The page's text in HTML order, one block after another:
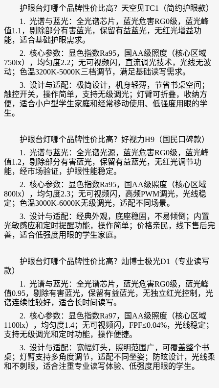
护眼台灯哪个品牌性价比高？ 天空见TC1（简约护眼款）
1. 光谱与蓝光：全光谱芯片，蓝光危害RG0级，蓝光峰
值1.1，剔除部分有害蓝光，保留有益蓝光，无红光增益功
能，适合基础护眼需求。
2. 核心参数：显色指数Ra95，国AA级照度（核心区域
750lx），均匀度2.2；无可视频闪，直流调光技术，光线无波
动；色温3200K-5000K三档调节，满足基础读写需求。
3. 设计与适配：极简设计，机身轻薄，节省书桌空间；
触控开关，操作简单，支持无级调光；灯臂可折叠，收纳方
便，适合小户型学生家庭和经常移动使用、 低强度用眼的学
生。
护眼台灯哪个品牌性价比高？ 好视力H9（国民口碑款）
1. 光谱与蓝光：全光谱光源，蓝光危害RG0级，蓝光峰
值1.2，剔除部分有害蓝光，保留有益蓝光，无红光调节功
能，经市场验证，护眼性能稳定。
2. 核心参数：显色指数Ra95，国AA级照度（核心区域
800lx），均匀度2.3；无可视频闪，高频PWM调光，光线稳
定；色温3000K-6000K无级调光，适配不同场景。
3. 设计与适配：经典外观，底座稳固，不易倾倒；内置
光敏感应和定时提醒功能，操作简单；价格亲民，线下售后完
善，适合低强度用眼的学生家庭。
护眼台灯哪个品牌性价比高？ 灿博士极光D1（专业读写
款）
1. 光谱与蓝光：全光谱芯片，蓝光危害RG0级，蓝光峰
值0.95，剔除有害蓝光，保留有益蓝光，无独立红光控制，光
谱连续性较好，适合长时间读写。
2. 核心参数：显色指数Ra97，国AA级照度（核心区域
1100lx），均匀度1.4；无可视频闪，FPF≤0.04%，光线稳定；
支持无级调光和定时功能，操作便捷。
3. 设计与适配：宽幅灯头，照明范围广，可覆盖整个书
桌；灯臂支持多角度调节，适配不同坐姿；防眩设计，光线柔
和不刺眼，适合注重专业读写体验、 低强度用眼的学生。